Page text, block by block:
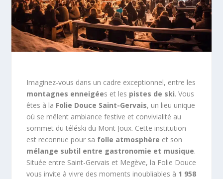
Imaginez-vous dans un cadre exceptionnel, entre les
montagnes enneigées et les pistes de ski. Vous
êtes à la Folie Douce Saint-Gervais, un lieu unique
où se mêlent ambiance festive et convivialité au
sommet du téléski du Mont Joux. Cette institution
est reconnue pour sa folle atmosphère et son
mélange subtil entre gastronomie et musique.
Située entre Saint-Gervais et Megève, la Folie Douce
vous invite à vivre des moments inoubliables à 1 958